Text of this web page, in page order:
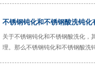
不锈钢钝化和不锈钢酸洗钝化
关于不锈钢钝化和不锈钢酸洗化，
理。那么不锈钢钝化和不锈钢酸洗